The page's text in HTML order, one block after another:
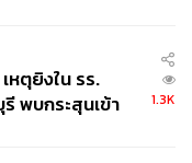
ตุยิงใน รร.
พบกระสุนเข้า
1.3K